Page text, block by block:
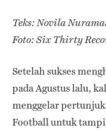
Teks: Novila
Foto: Six Thirty
Setelah sukses
pada Agustus lalu,
menggelar
Football untuk